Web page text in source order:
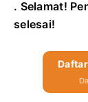
. Selamat!
selesai!